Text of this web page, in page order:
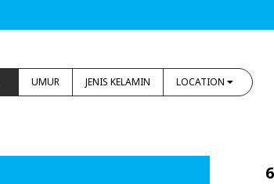
UMUR JENIS KELAMIN LOCATION